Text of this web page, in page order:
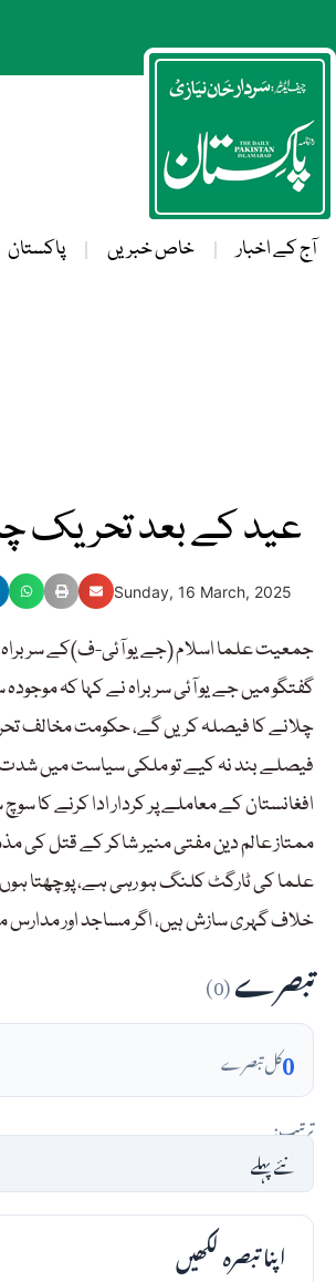
آج کے اخبار خاص خبریں پاکستان
عید کے بعد تحریک
Sunday, 16 March, 2025
جمعیت علما اسلام (جے یو آئی-ف)کے
گفتگو میں جے یو آئی سربراہ نے کہا کہ
چلانے کا فیصلہ کریں گے، حکومت مخالف
فیصلے بند نہ کیے تو ملکی سیاست میں شدت
افغانستان کے معاملے پر کردار ادا کرنے کا
ممتاز عالم دین مفتی منیر شاکر کے قتل کی
علما کی ٹارگٹ کلنگ ہو رہی ہے، پوچھتا
خلاف گہری سازش ہیں، اگر مساجد اور
تبصرے(0)
0کل تبصرے
ترتیب:
اپنا تبصرہ لکھیں